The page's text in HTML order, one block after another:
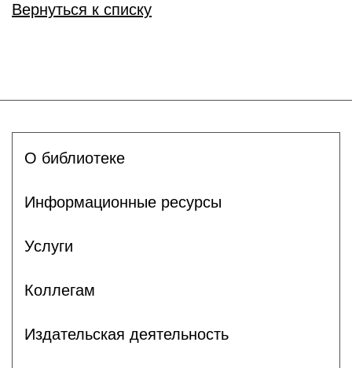
Вернуться к списку
О библиотеке
Информационные ресурсы
Услуги
Коллегам
Издательская деятельность